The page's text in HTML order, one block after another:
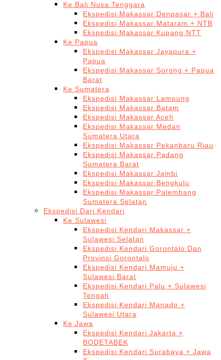
Ke Bali Nusa Tenggara
Ekspedisi Makassar Denpasar + Bali
Ekspedisi Makassar Mataram + NTB
Ekspedisi Makassar Kupang NTT
Ke Papua
Ekspedisi Makassar Jayapura +
Papua
Ekspedisi Makassar Sorong + Papua
Barat
Ke Sumatera
Ekspedisi Makassar Lampung
Ekspedisi Makassar Batam
Ekspedisi Makassar Aceh
Ekspedisi Makassar Medan
Sumatera Utara
Ekspedisi Makassar Pekanbaru Riau
Ekspedisi Makassar Padang
Sumatera Barat
Ekspedisi Makassar Jambi
Ekspedisi Makassar Bengkulu
Ekspedisi Makassar Palembang
Sumatera Selatan
Ekspedisi Dari Kendari
Ke Sulawesi
Ekspedisi Kendari Makassar +
Sulawesi Selatan
Ekspedisi Kendari Gorontalo Dan
Provinsi Gorontalo
Ekspedisi Kendari Mamuju +
Sulawesi Barat
Ekspedisi Kendari Palu + Sulawesi
Tengah
Ekspedisi Kendari Manado +
Sulawesi Utara
Ke Jawa
Ekspedisi Kendari Jakarta +
BODETABEK
Ekspedisi Kendari Surabaya + Jawa